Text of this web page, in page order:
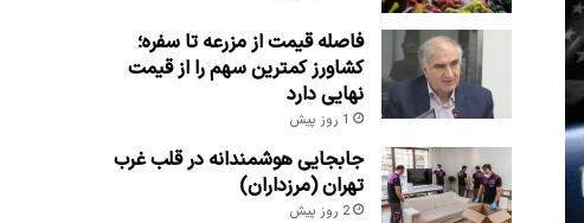
فاصله قیمت از مزرعه تا سفره؛
کشاورز کمترین سهم را از قیمت
نهایی دارد
1 روز پیش
جابجایی هوشمندانه در قلب غرب
تهران (مرزداران)
2 روز پیش